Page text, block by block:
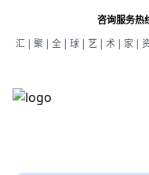
咨询服务热
汇|聚|全|球|艺|术|家|